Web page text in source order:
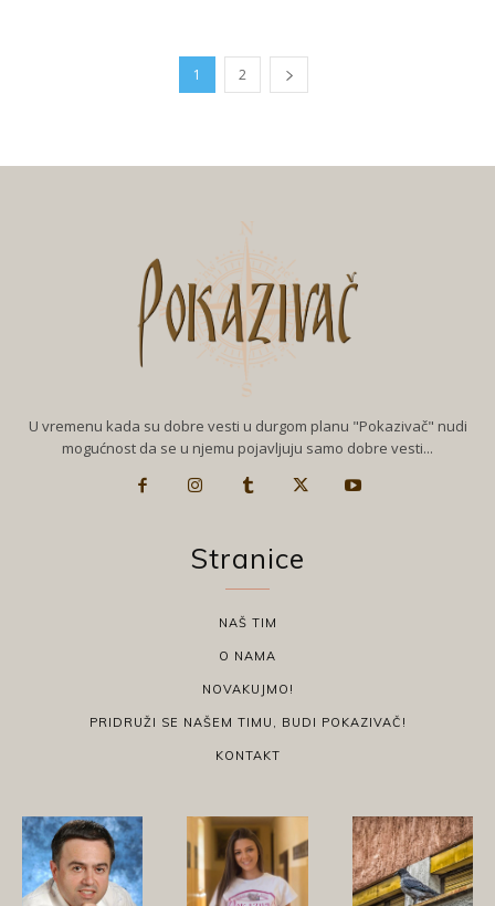
1 2
U vremenu kada su dobre vesti u durgom planu "Pokazivač" nudi
mogućnost da se u njemu pojavljuju samo dobre vesti...
Stranice
NAŠ TIM
O NAMA
NOVAKUJMO!
PRIDRUŽI SE NAŠEM TIMU, BUDI POKAZIVAČ!
KONTAKT